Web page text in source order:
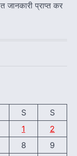
जानकारी प्राप्त कर
S
S
1
2
8
9